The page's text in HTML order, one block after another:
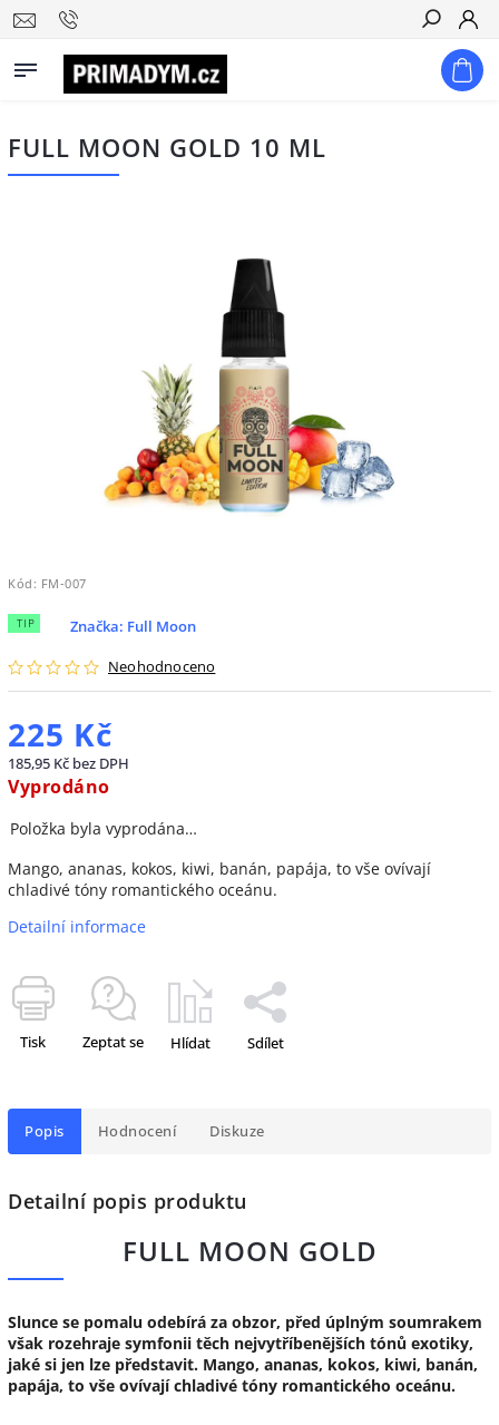
Hledat
FULL MOON GOLD 10 ML
Kód: FM-007
TIP
Neohodnoceno
Značka: Full Moon
225 Kč
185,95 Kč bez DPH
Vyprodáno
Položka byla vyprodána…
Mango, ananas, kokos, kiwi, banán, papája, to vše ovívají
chladivé tóny romantického oceánu.
Detailní informace
Tisk Zeptat se Hlídat Sdílet
Popis Hodnocení Diskuze
Detailní popis produktu
FULL MOON GOLD
Slunce se pomalu odebírá za obzor, před úplným soumrakem
však rozehraje symfonii těch nejvytříbenějších tónů exotiky,
jaké si jen lze představit. Mango, ananas, kokos, kiwi, banán,
papája, to vše ovívají chladivé tóny romantického oceánu.